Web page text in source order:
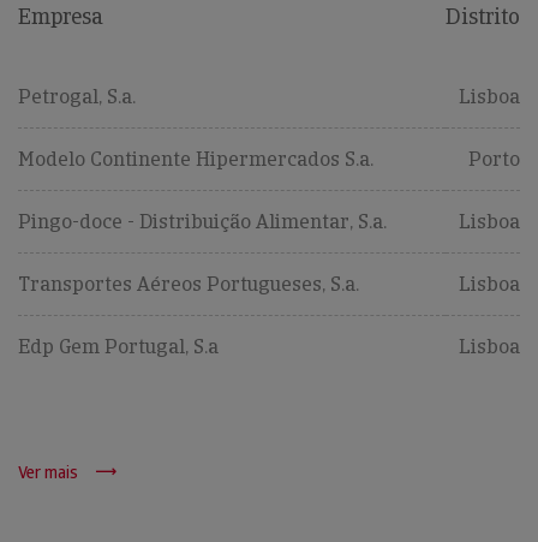
Empresa Distrito
Petrogal, S.a. Lisboa
Modelo Continente Hipermercados S.a. Porto
Pingo-doce - Distribuição Alimentar, S.a. Lisboa
Transportes Aéreos Portugueses, S.a. Lisboa
Edp Gem Portugal, S.a Lisboa
Ver mais